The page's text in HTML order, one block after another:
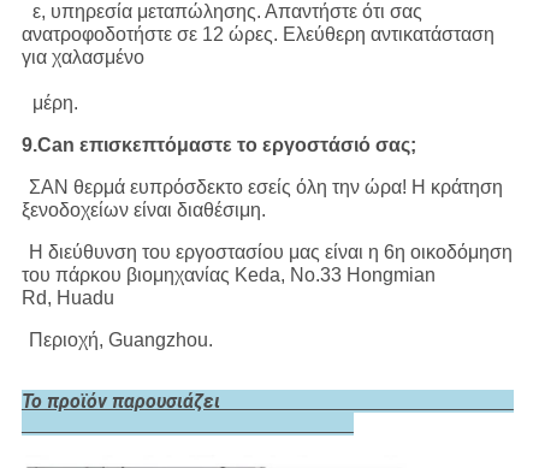
ε, υπηρεσία μεταπώλησης. Απαντήστε ότι σας
ανατροφοδοτήστε σε 12 ώρες. Ελεύθερη αντικατάσταση
για χαλασμένο
μέρη.
9.Can επισκεπτόμαστε το εργοστάσιό σας;
ΣΑΝ θερμά ευπρόσδεκτο εσείς όλη την ώρα! Η κράτηση
ξενοδοχείων είναι διαθέσιμη.
Η διεύθυνση του εργοστασίου μας είναι η 6η οικοδόμηση
του πάρκου βιομηχανίας Keda, No.33 Hongmian
Rd, Huadu
Περιοχή, Guangzhou.
Το προϊόν παρουσιάζει